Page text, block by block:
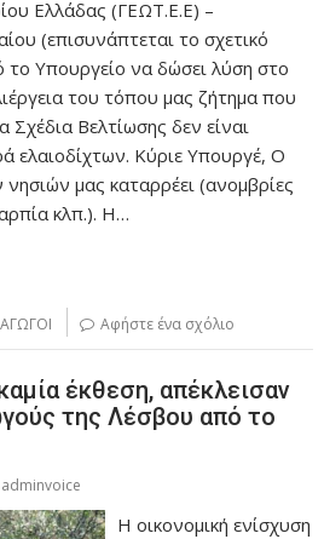
Ελλάδας (ΓΕΩΤ.Ε.Ε) –
(επισυνάπτεται το σχετικό
το Υπουργείο να δώσει λύση στο
του τόπου μας ζήτημα που
Βελτίωσης δεν είναι
ελαιοδίχτων. Κύριε Υπουργέ, Ο
μας καταρρέει (ανομβρίες
κλπ.). Η…
Αφήστε ένα σχόλιο
έκθεση, απέκλεισαν
της Λέσβου από το
adminvoice
Η οικονομική ενίσχυση